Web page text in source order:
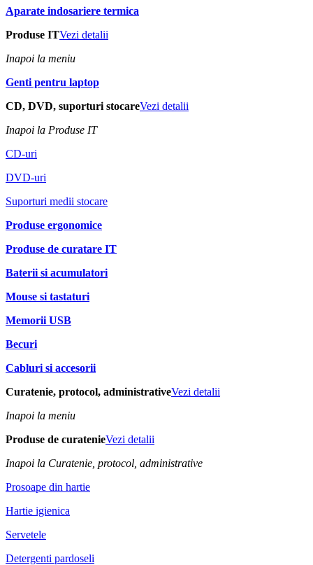
Aparate indosariere termica
Produse ITVezi detalii
Inapoi la meniu
Genti pentru laptop
CD, DVD, suporturi stocareVezi detalii
Inapoi la Produse IT
CD-uri
DVD-uri
Suporturi medii stocare
Produse ergonomice
Produse de curatare IT
Baterii si acumulatori
Mouse si tastaturi
Memorii USB
Becuri
Cabluri si accesorii
Curatenie, protocol, administrativeVezi detalii
Inapoi la meniu
Produse de curatenieVezi detalii
Inapoi la Curatenie, protocol, administrative
Prosoape din hartie
Hartie igienica
Servetele
Detergenti pardoseli